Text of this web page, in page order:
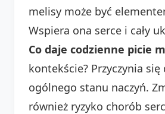
melisy może być
Wspiera ona serce i cały
Co daje codzienne picie
kontekście? Przyczynia
ogólnego stanu naczyń.
również ryzyko chorób